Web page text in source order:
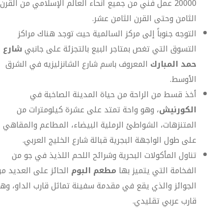
20000 عمل فني من جميع أنحاء العالم الإسلامي من القرن
الثامن وحتى القرن الثامن عشر.
التوجه جنوباً إلى مركز السالمية حيث توجد هناك مراكز
التسوق التي تغص بمتاجر البيع بالتجزئة على جانبيشارع
حمد المبارك المعروف باسم شارع الشانزليزيه في الشرق
الأوسط.
أخذ قسط من الراحة من حياة المدينة الصاخبة في
الكورنيش، وهو واحة تمتد على عشرة كيلومترات من
المتنزهات، الشواطئ الرملية البيضاء، المطاعم والمقاهي
على طول الواجهة البجرية قبالة شارع الخليج العربي.
تناول المأكولات البحرية وشرائح اللحم اللذيذ في جو من
الفخامة التي يتميز بها مطعم البوم الحائز على العديد
الجوائز والذي يقع في مقدمة سفينة تماثل قارب الداو،
قارب عربي تقليدي.